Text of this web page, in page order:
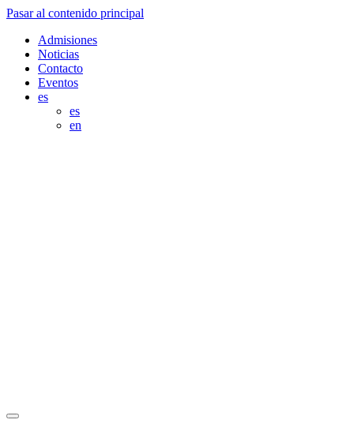
Pasar al contenido principal
Admisiones
Noticias
Contacto
Eventos
es
es
en